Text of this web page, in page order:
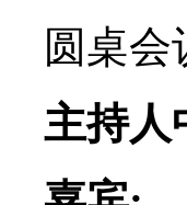
主持人
嘉宾:
中科招